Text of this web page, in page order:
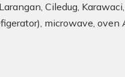
Ciledug,
microwave, oven